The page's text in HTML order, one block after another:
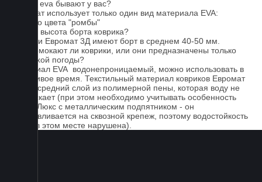
Серые eva бывают у вас?
Евромат использует только один вид материала EVA:
черного цвета "ромбы"
Какова высота борта коврика?
Коврики Евромат 3Д имеют борт в среднем 40-50 мм.
Не промокают ли коврики, или они предназначены только
для сухой погоды?
Материал EVA водонепроницаемый, можно использовать в
дождливое время. Текстильный материал ковриков Евромат
имеет средний слой из полимерной пены, которая воду не
пропускает (при этом необходимо учитывать особенность
серии Люкс с металлическим подпятником - он
устанавливается на сквозной крепеж, поэтому водостойкость
ковра в этом месте нарушена).